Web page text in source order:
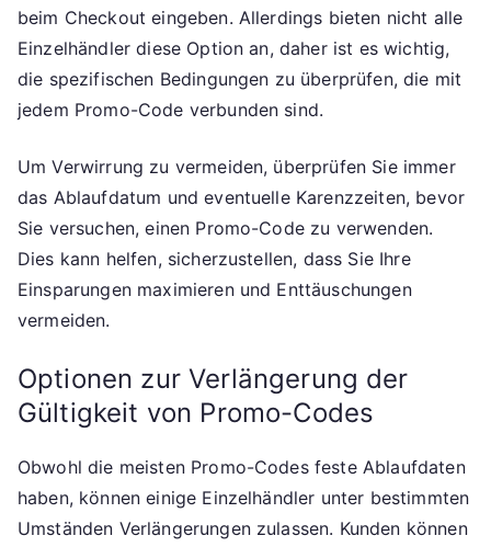
beim Checkout eingeben. Allerdings bieten nicht alle
Einzelhändler diese Option an, daher ist es wichtig,
die spezifischen Bedingungen zu überprüfen, die mit
jedem Promo-Code verbunden sind.
Um Verwirrung zu vermeiden, überprüfen Sie immer
das Ablaufdatum und eventuelle Karenzzeiten, bevor
Sie versuchen, einen Promo-Code zu verwenden.
Dies kann helfen, sicherzustellen, dass Sie Ihre
Einsparungen maximieren und Enttäuschungen
vermeiden.
Optionen zur Verlängerung der
Gültigkeit von Promo-Codes
Obwohl die meisten Promo-Codes feste Ablaufdaten
haben, können einige Einzelhändler unter bestimmten
Umständen Verlängerungen zulassen. Kunden können